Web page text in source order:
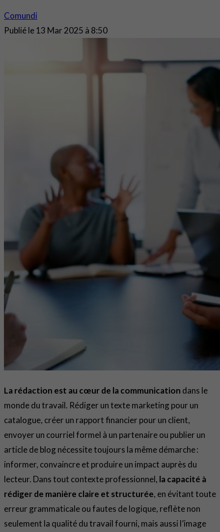
Comundi
Publié le13 Mar 2025 à 8:50
La rédaction est au cœur de la communication dans le
monde du travail. Rédiger un texte marketing pour un
catalogue, créer un rapport financier pour un client,
envoyer un courriel formel à un partenaire ou publier un
article de blog nécessite toujours la même démarche :
informer, convaincre et produire un impact auprès du
lecteur. Dans tout contexte professionnel, la capacité à
rédiger de manière claire et structurée, en évitant toute
erreur grammaticale ou fautes de logique, reflète non
seulement la qualité du travail fourni, mais aussi l’image